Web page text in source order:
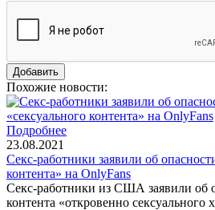
Похожие новости:
Подробнее
23.08.2021
Секс-работники заявили об
контента» на OnlyFans
Секс-работники из США заявили об
контента «откровенно сексуального